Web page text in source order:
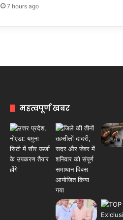
7 hours ago
महत्वपूर्ण खबर